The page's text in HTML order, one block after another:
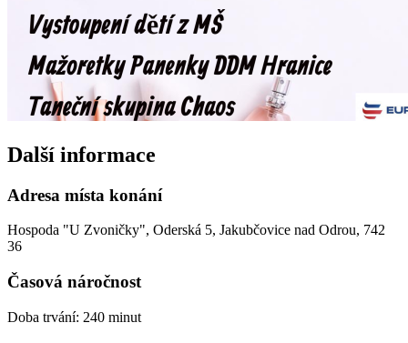
Další informace
Adresa místa konání
Hospoda "U Zvoničky", Oderská 5, Jakubčovice nad Odrou, 742
36
Časová náročnost
Doba trvání: 240 minut